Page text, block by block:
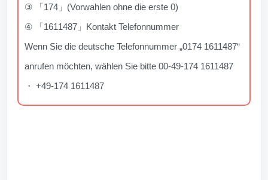
③ 「174」(Vorwahlen ohne die erste 0)
④ 「1611487」Kontakt Telefonnummer
Wenn Sie die deutsche Telefonnummer „0174 1611487“
anrufen möchten, wählen Sie bitte 00-49-174 1611487
・ +49-174 1611487